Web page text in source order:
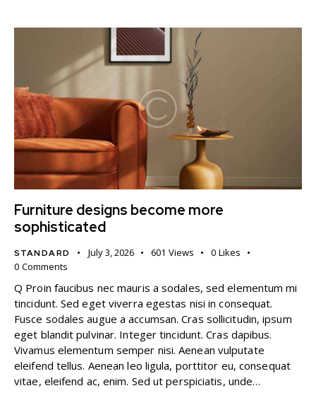
Furniture designs become more
sophisticated
STANDARD July 3, 2026 601 Views 0 Likes
0 Comments
Q Proin faucibus nec mauris a sodales, sed elementum mi
tincidunt. Sed eget viverra egestas nisi in consequat.
Fusce sodales augue a accumsan. Cras sollicitudin, ipsum
eget blandit pulvinar. Integer tincidunt. Cras dapibus.
Vivamus elementum semper nisi. Aenean vulputate
eleifend tellus. Aenean leo ligula, porttitor eu, consequat
vitae, eleifend ac, enim. Sed ut perspiciatis, unde…